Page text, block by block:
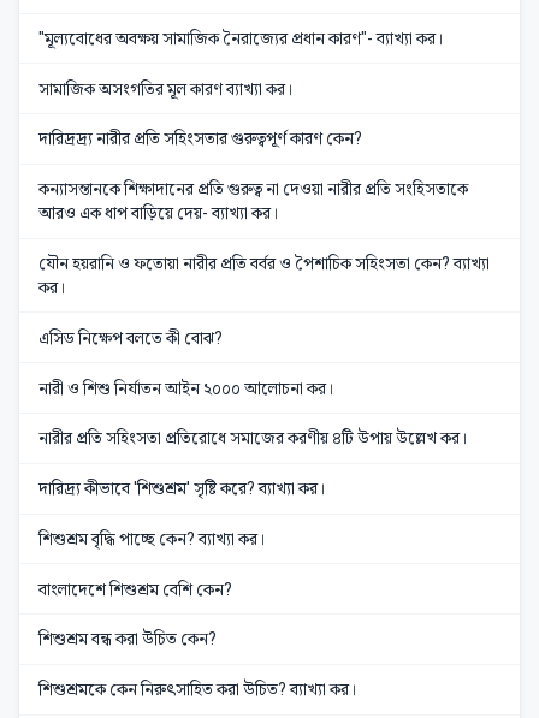
"মূল্যবোধের অবক্ষয় সামাজিক নৈরাজ্যের প্রধান কারণ"- ব্যাখ্যা কর।
সামাজিক অসংগতির মূল কারণ ব্যাখ্যা কর।
দারিদ্রদ্র্য নারীর প্রতি সহিংসতার গুরুত্বপূর্ণ কারণ কেন?
কন্যাসন্তানকে শিক্ষাদানের প্রতি গুরুত্ব না দেওয়া নারীর প্রতি সংহিসতাকে
আরও এক ধাপ বাড়িয়ে দেয়- ব্যাখ্যা কর।
যৌন হয়রানি ও ফতোয়া নারীর প্রতি বর্বর ও পৈশাচিক সহিংসতা কেন? ব্যাখ্যা
কর।
এসিড নিক্ষেপ বলতে কী বোঝ?
নারী ও শিশু নির্যাতন আইন ২০০০ আলোচনা কর।
নারীর প্রতি সহিংসতা প্রতিরোধে সমাজের করণীয় ৪টি উপায় উল্লেখ কর।
দারিদ্র্য কীভাবে 'শিশুশ্রম' সৃষ্টি করে? ব্যাখ্যা কর।
শিশুশ্রম বৃদ্ধি পাচ্ছে কেন? ব্যাখ্যা কর।
বাংলাদেশে শিশুশ্রম বেশি কেন?
শিশুশ্রম বন্ধ করা উচিত কেন?
শিশুশ্রমকে কেন নিরুৎসাহিত করা উচিত? ব্যাখ্যা কর।